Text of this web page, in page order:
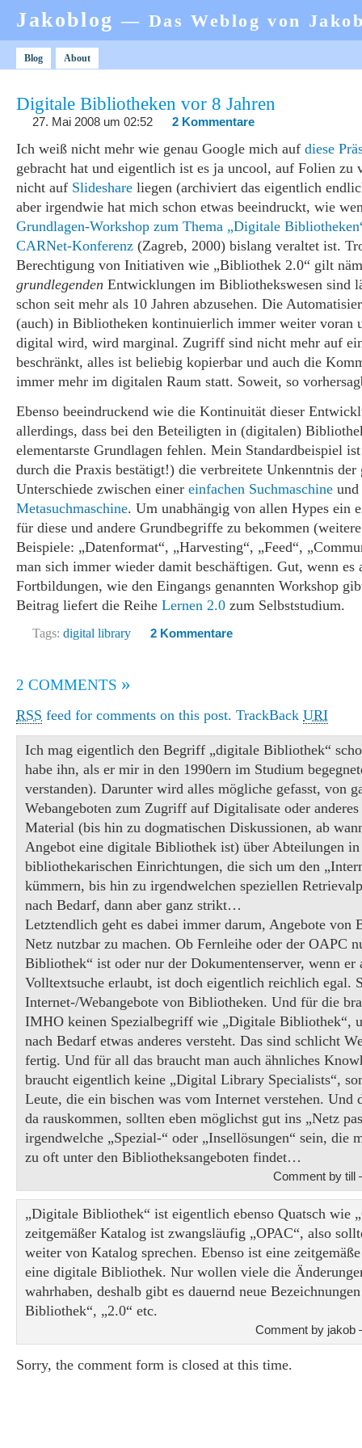
Jakoblog— Das Weblog von
Blog About
Digitale Bibliotheken vor 8 Jahren
27. Mai 2008 um 02:52 2 Kommentare
Ich weiß nicht mehr wie genau Google mich auf diese
gebracht hat und eigentlich ist es ja uncool, auf Folien zu
nicht auf Slideshare liegen (archiviert das eigentlich
aber irgendwie hat mich schon etwas beeindruckt, wie
Grundlagen-Workshop zum Thema „Digitale
CARNet-Konferenz (Zagreb, 2000) bislang veraltet ist.
Berechtigung von Initiativen wie „Bibliothek 2.0“ gilt
grundlegenden Entwicklungen im Bibliothekswesen sind
schon seit mehr als 10 Jahren abzusehen. Die
(auch) in Bibliotheken kontinuierlich immer weiter voran
digital wird, wird marginal. Zugriff sind nicht mehr auf
beschränkt, alles ist beliebig kopierbar und auch die
immer mehr im digitalen Raum statt. Soweit, so
Ebenso beeindruckend wie die Kontinuität dieser
allerdings, dass bei den Beteiligten in (digitalen)
elementarste Grundlagen fehlen. Mein Standardbeispiel
durch die Praxis bestätigt!) die verbreitete Unkenntnis der
Unterschiede zwischen einer einfachen Suchmaschine und
Metasuchmaschine. Um unabhängig von allen Hypes ein
für diese und andere Grundbegriffe zu bekommen
Beispiele: „Datenformat“, „Harvesting“, „Feed“,
man sich immer wieder damit beschäftigen. Gut, wenn es
Fortbildungen, wie den Eingangs genannten Workshop
Beitrag liefert die Reihe Lernen 2.0 zum Selbststudium.
Tags: digital library 2 Kommentare
2 COMMENTS »
RSS feed for comments on this post. TrackBack URI
Ich mag eigentlich den Begriff „digitale Bibliothek“
habe ihn, als er mir in den 1990ern im Studium
verstanden). Darunter wird alles mögliche gefasst, von
Webangeboten zum Zugriff auf Digitalisate oder
Material (bis hin zu dogmatischen Diskussionen, ab
Angebot eine digitale Bibliothek ist) über Abteilungen in
bibliothekarischen Einrichtungen, die sich um den
kümmern, bis hin zu irgendwelchen speziellen
nach Bedarf, dann aber ganz strikt…
Letztendlich geht es dabei immer darum, Angebote von
Netz nutzbar zu machen. Ob Fernleihe oder der OAPC
Bibliothek“ ist oder nur der Dokumentenserver, wenn er
Volltextsuche erlaubt, ist doch eigentlich reichlich egal.
Internet-/Webangebote von Bibliotheken. Und für die
IMHO keinen Spezialbegriff wie „Digitale Bibliothek“,
nach Bedarf etwas anderes versteht. Das sind schlicht
fertig. Und für all das braucht man auch ähnliches
braucht eigentlich keine „Digital Library Specialists“,
Leute, die ein bischen was vom Internet verstehen. Und
da rauskommen, sollten eben möglichst gut ins „Netz
irgendwelche „Spezial-“ oder „Insellösungen“ sein, die
zu oft unter den Bibliotheksangeboten findet…
Comment by
„Digitale Bibliothek“ ist eigentlich ebenso Quatsch wie
zeitgemäßer Katalog ist zwangsläufig „OPAC“, also
weiter von Katalog sprechen. Ebenso ist eine
eine digitale Bibliothek. Nur wollen viele die
wahrhaben, deshalb gibt es dauernd neue
Bibliothek“, „2.0“ etc.
Comment by
Sorry, the comment form is closed at this time.